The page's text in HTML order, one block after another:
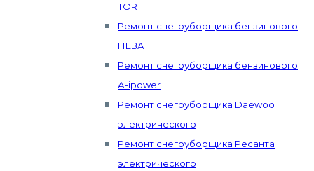
TOR
Ремонт снегоуборщика бензинового
НЕВА
Ремонт снегоуборщика бензинового
А-ipower
Ремонт снегоуборщика Daewoo
электрического
Ремонт снегоуборщика Ресанта
электрического